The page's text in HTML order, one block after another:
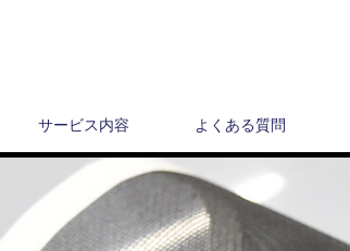
サービス内容 よくある質問